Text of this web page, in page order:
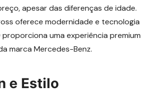
apesar das diferenças de idade.
oferece modernidade e tecnologia
uma experiência premium
marca Mercedes-Benz.
e Estilo